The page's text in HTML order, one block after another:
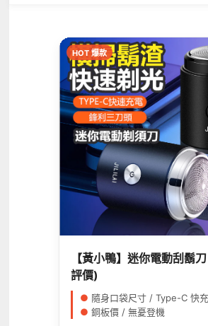
HOT 爆款
【黃小鴨】迷你電動刮鬍
評價)
● 隨身口袋尺寸 / Type-C 快充
● 銅板價 / 無憂登機